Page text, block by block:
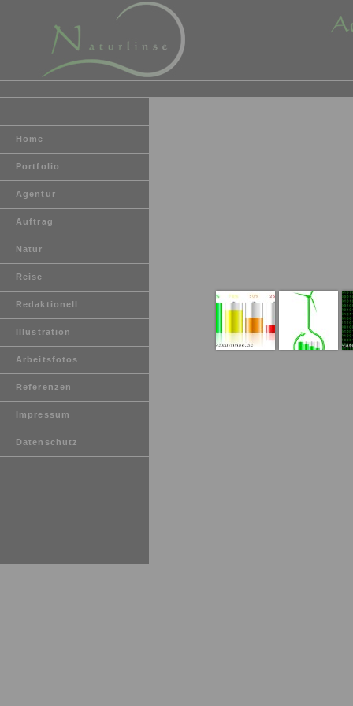
Home
Portfolio
Agentur
Auftrag
Natur
Reise
Redaktionell
Illustration
Arbeitsfotos
Referenzen
Impressum
Datenschutz